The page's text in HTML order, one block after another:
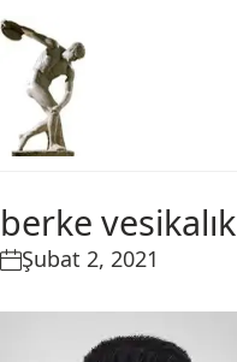
berke vesikalık
Şubat 2, 2021